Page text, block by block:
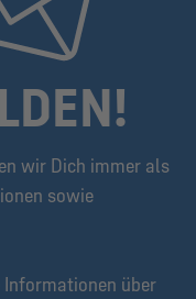
wir Dich immer als
sowie
über